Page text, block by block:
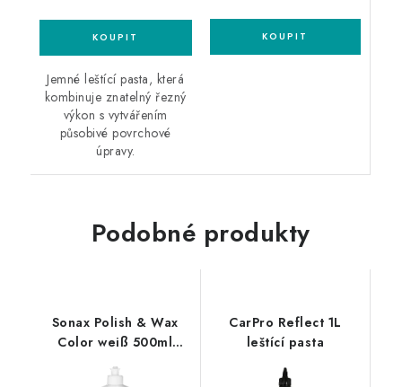
Jemné leštící pasta, která
kombinuje znatelný řezný
výkon s vytvářením
působivé povrchové
úpravy.
Podobné produkty
Sonax Polish & Wax
Color weiß 500ml
CarPro Reflect 1L
leštící pasta